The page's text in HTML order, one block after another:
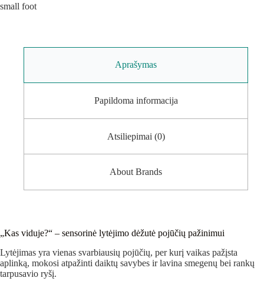
small foot
Aprašymas
Papildoma informacija
Atsiliepimai (0)
About Brands
„Kas viduje?“ – sensorinė lytėjimo dėžutė pojūčių pažinimui
Lytėjimas yra vienas svarbiausių pojūčių, per kurį vaikas pažįsta
aplinką, mokosi atpažinti daiktų savybes ir lavina smegenų bei rankų
tarpusavio ryšį.